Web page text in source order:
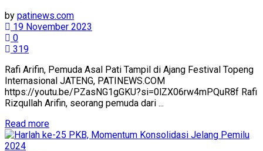
by patinews.com
19 November 2023
0
319
Rafi Arifin, Pemuda Asal Pati Tampil di Ajang Festival Topeng
Internasional JATENG, PATINEWS.COM
https://youtu.be/PZasNG1gGKU?si=0lZX06rw4mPQuR8f Rafi
Rizqullah Arifin, seorang pemuda dari ...
Read moreDetails